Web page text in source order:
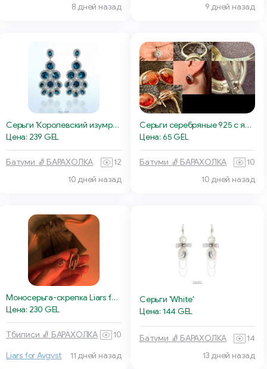
8 дней назад
9 дней назад
Серьги 'Королевский изумруд'
Цена: 239 GEL
Батуми 🧦 БАРАХОЛКА
12
10 дней назад
Серьги серебряные 925 с янтарём
Цена: 65 GEL
Батуми 🧦 БАРАХОЛКА
10
10 дней назад
Моносерьга-скрепка Liars for Avgvst
Цена: 230 GEL
Тбилиси 🧦 БАРАХОЛКА 10
Liars for Avgvst 11 дней назад
Серьги 'White'
Цена: 144 GEL
Батуми 🧦 БАРАХОЛКА
14
13 дней назад